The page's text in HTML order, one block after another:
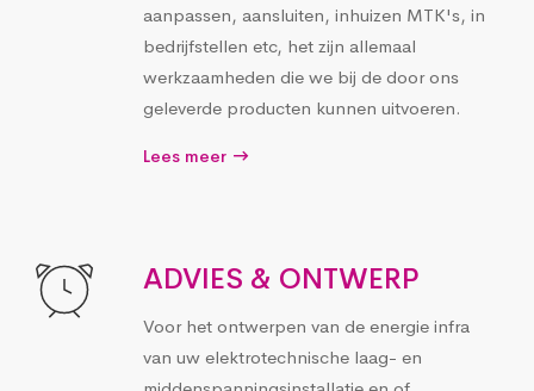
aanpassen, aansluiten, inhuizen MTK's, in
bedrijfstellen etc, het zijn allemaal
werkzaamheden die we bij de door ons
geleverde producten kunnen uitvoeren.
Lees meer
ADVIES & ONTWERP
Voor het ontwerpen van de energie infra
van uw elektrotechnische laag- en